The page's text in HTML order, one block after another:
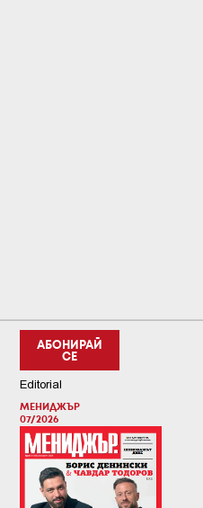
АБОНИРАЙ
СЕ
Editorial
МЕНИДЖЪР
07/2026